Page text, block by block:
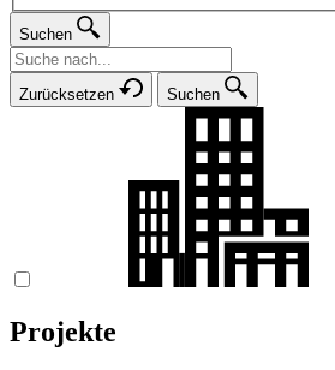
Suchen
Zurücksetzen Suchen
Projekte